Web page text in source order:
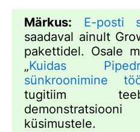
Märkus: E-posti
saadaval ainult
pakettidel. Osale
„Kuidas
sünkroonimine
tugitiim
küsimustele.